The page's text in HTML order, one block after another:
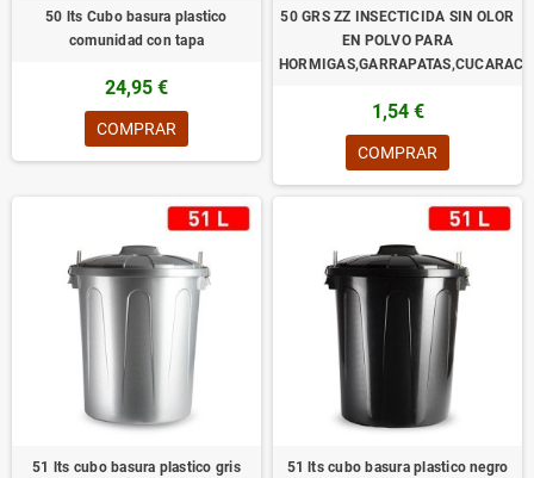
50 lts Cubo basura plastico
comunidad con tapa
24,95 €
COMPRAR
50 GRS ZZ INSECTICIDA SIN OLOR
EN POLVO PARA
1,54 €
COMPRAR
51 lts cubo basura plastico gris
51 lts cubo basura plastico negro